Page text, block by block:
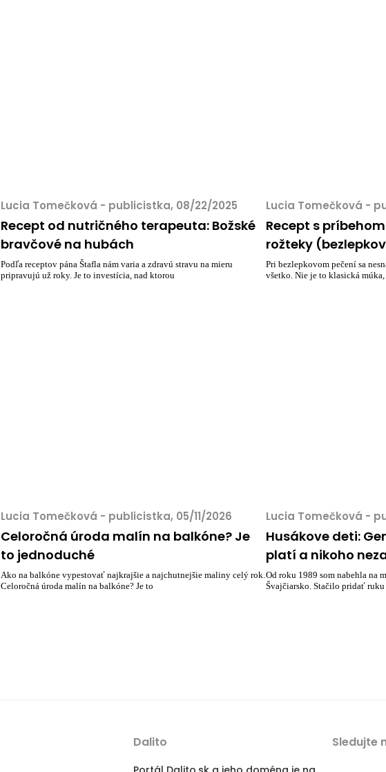
Lucia Tomečková - publicistka, 08/22/2025
Recept od nutričného terapeuta: Božské
bravčové na hubách
Podľa receptov pána Štafla nám varia a zdravú stravu na mieru
pripravujú už roky. Je to investícia, nad ktorou
Lucia Tomečková -
Recept s
rožteky
Pri bezlepkovom pečení sa
všetko. Nie je to klasická
Lucia Tomečková - publicistka, 05/11/2026
Celoročná úroda malín na balkóne? Je
to jednoduché
Ako na balkóne vypestovať najkrajšie a najchutnejšie maliny celý rok.
Celoročná úroda malín na balkóne? Je to
Lucia Tomečková -
Husákove deti:
platí a nikoho
Od roku 1989 som nabehla na
Švajčiarsko. Stačilo pridať
Dalito Sledujte